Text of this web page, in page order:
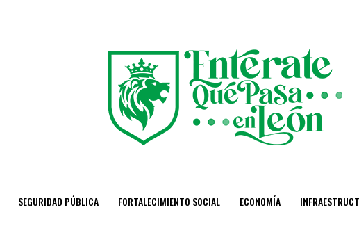
SEGURIDAD PÚBLICA FORTALECIMIENTO SOCIAL ECONOMÍA